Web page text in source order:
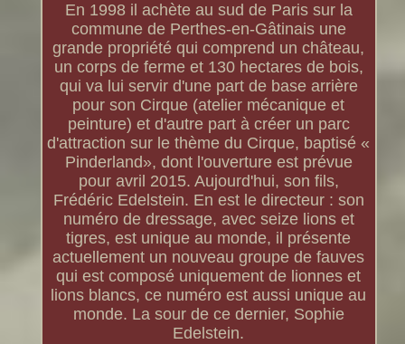
En 1998 il achète au sud de Paris sur la
commune de Perthes-en-Gâtinais une
grande propriété qui comprend un château,
un corps de ferme et 130 hectares de bois,
qui va lui servir d'une part de base arrière
pour son Cirque (atelier mécanique et
peinture) et d'autre part à créer un parc
d'attraction sur le thème du Cirque, baptisé «
Pinderland», dont l'ouverture est prévue
pour avril 2015. Aujourd'hui, son fils,
Frédéric Edelstein. En est le directeur : son
numéro de dressage, avec seize lions et
tigres, est unique au monde, il présente
actuellement un nouveau groupe de fauves
qui est composé uniquement de lionnes et
lions blancs, ce numéro est aussi unique au
monde. La sour de ce dernier, Sophie
Edelstein.